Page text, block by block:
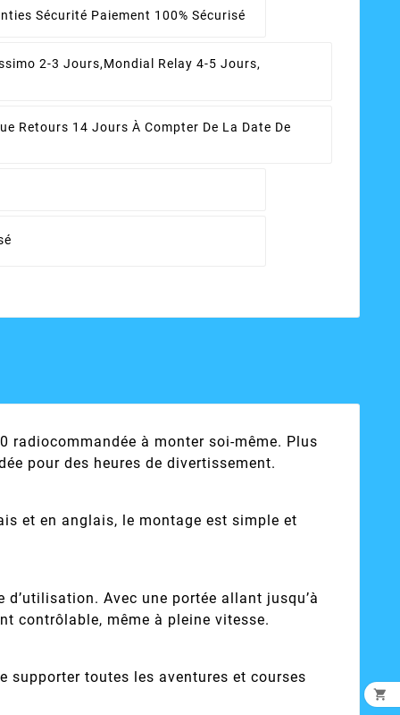
Sécurité Paiement 100% Sécurisé
2-3 Jours,Mondial Relay 4-5 Jours,
Retours 14 Jours À Compter De La Date De
radiocommandée à monter soi-même. Plus
pour des heures de divertissement.
et en anglais, le montage est simple et
Avec une portée allant jusqu’à
contrôlable, même à pleine vitesse.
supporter toutes les aventures et courses
